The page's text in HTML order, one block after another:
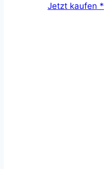
Jetzt kaufen *